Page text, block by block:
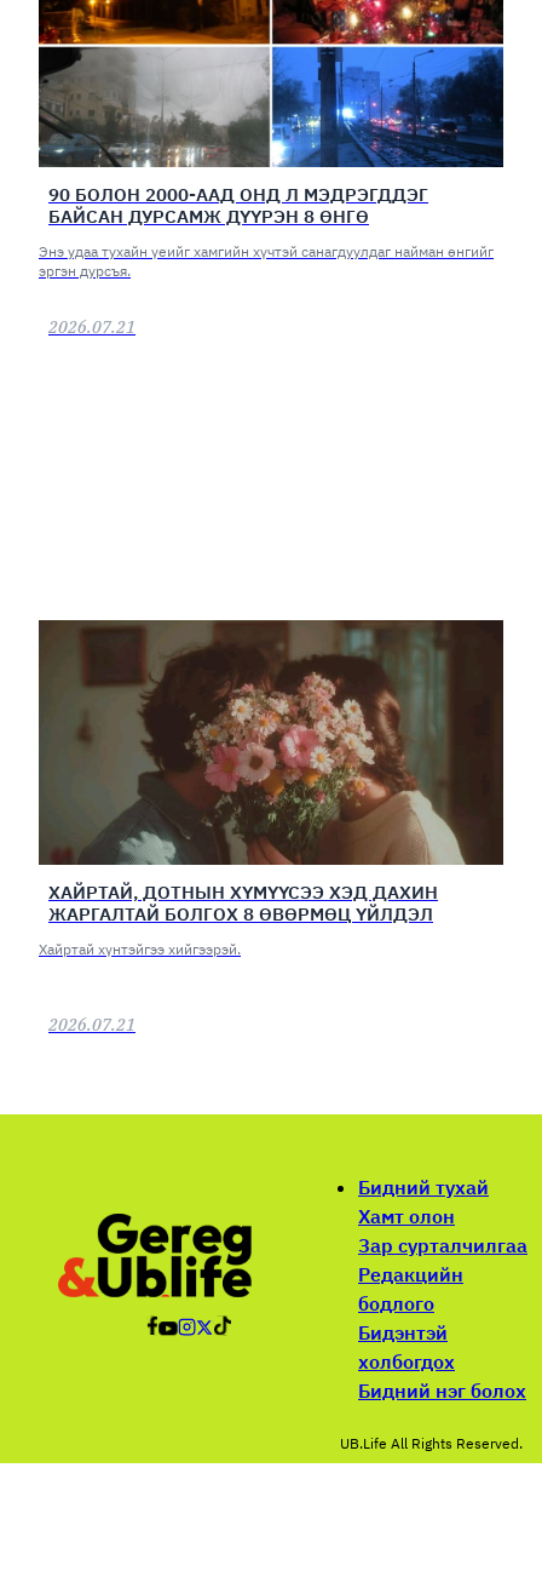
90 БОЛОН 2000-ААД ОНД Л МЭДРЭГДДЭГ
БАЙСАН ДУРСАМЖ ДҮҮРЭН 8 ӨНГӨ
Энэ удаа тухайн үеийг хамгийн хүчтэй санагдуулдаг найман өнгийг
эргэн дурсъя.
2026.07.21
ХАЙРТАЙ, ДОТНЫН ХҮМҮҮСЭЭ ХЭД ДАХИН
ЖАРГАЛТАЙ БОЛГОХ 8 ӨВӨРМӨЦ ҮЙЛДЭЛ
Хайртай хүнтэйгээ хийгээрэй.
2026.07.21
Бидний тухай
Хамт олон
Зар сурталчилгаа
Редакцийн
бодлого
Бидэнтэй
холбогдох
Бидний нэг болох
UB.Life All Rights Reserved.